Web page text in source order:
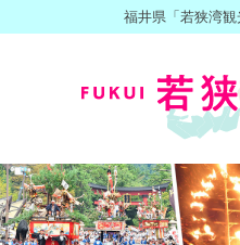
福井県「若狭湾